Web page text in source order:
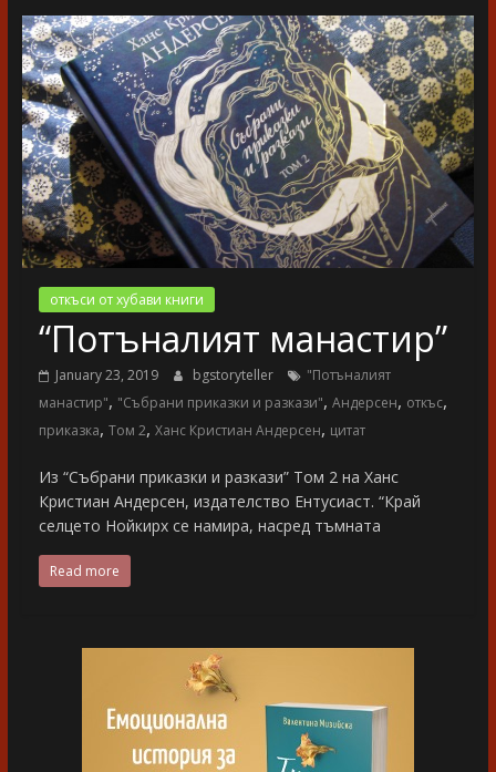
разказ
откъси от хубави книги
“Потъналият манастир”
January 23, 2019 bgstoryteller
"Потъналият
манастир", "Събрани приказки и разкази", Андерсен, откъс,
приказка, Том 2, Ханс Кристиан Андерсен, цитат
Из “Събрани приказки и разкази” Том 2 на Ханс
Кристиан Андерсен, издателство Ентусиаст. “Край
селцето Нойкирх се намира, насред тъмната
Read more